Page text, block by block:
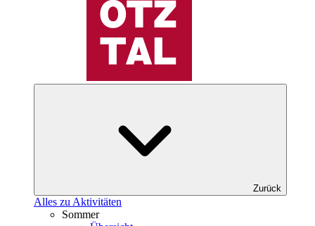
Zurück
Alles zu Aktivitäten
Sommer